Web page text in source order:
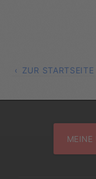
ZUR STARTSEITE
MEINE